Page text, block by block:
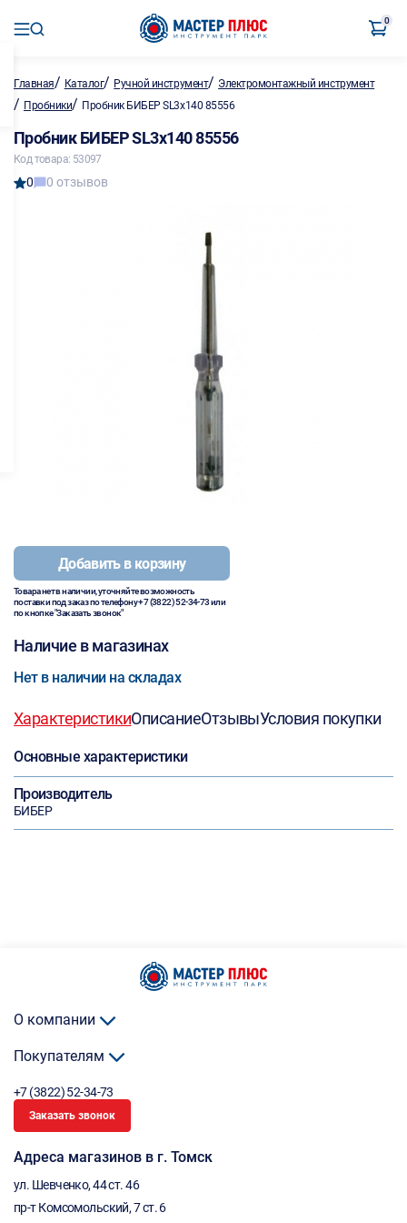
0
Главная/ Каталог/ Ручной инструмент/ Электромонтажный инструмент
/ Пробники/ Пробник БИБЕР SL3х140 85556
Пробник БИБЕР SL3х140 85556
Код товара: 53097
0 0 отзывов
Добавить в корзину
Товара нет в наличии, уточняйте возможность
поставки под заказ по телефону+7 (3822) 52-34-73или
по кнопке "Заказать звонок"
Наличие в магазинах
Нет в наличии на складах
ХарактеристикиОписаниеОтзывыУсловия покупки
Основные характеристики
Производитель
БИБЕР
О компании
Покупателям
+7 (3822) 52-34-73
Заказать звонок
Адреса магазинов в г. Томск
ул. Шевченко, 44 ст. 46
пр-т Комсомольский, 7 ст. 6